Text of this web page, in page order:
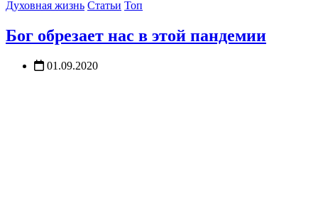
Духовная жизнь Статьи Топ
Бог обрезает нас в этой пандемии
01.09.2020